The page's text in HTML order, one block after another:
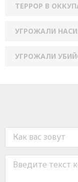
ТЕРРОР В
УГРОЖАЛИ
УГРОЖАЛИ